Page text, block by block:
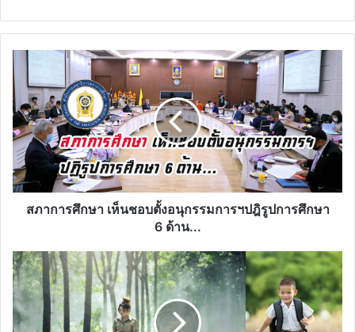
สภา
การ
ศึกษา
เห็น
ชอบ
ตั้ง
อนุกร
รม
การฯ
6
ด้าน...
สภาการศึกษา เห็นชอบตั้งอนุกรรมการฯปฎิรูปการศึกษา
6 ด้าน...
แนะนำ
เว็บ
ค้นหา
รูปภาพ
ทำ